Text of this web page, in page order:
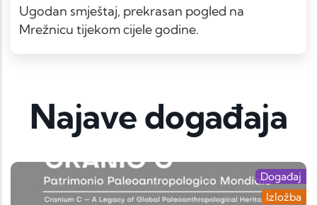
Ugodan smještaj, prekrasan pogled na
Mrežnicu tijekom cijele godine.
Najave događaja
Događaj
Izložba